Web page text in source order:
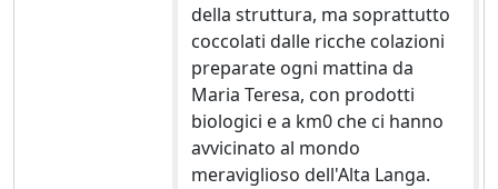
della struttura, ma soprattutto
coccolati dalle ricche colazioni
preparate ogni mattina da
Maria Teresa, con prodotti
biologici e a km0 che ci hanno
avvicinato al mondo
meraviglioso dell'Alta Langa.